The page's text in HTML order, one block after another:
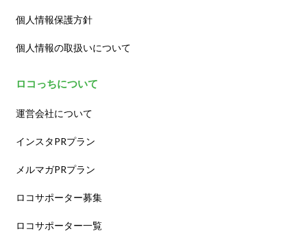
個人情報保護方針
個人情報の取扱いについて
ロコっちについて
運営会社について
インスタPRプラン
メルマガPRプラン
ロコサポーター募集
ロコサポーター一覧